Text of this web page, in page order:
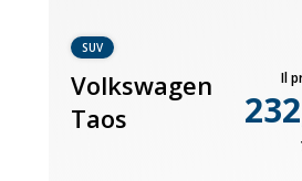
SUV
Volkswagen
Taos
Il